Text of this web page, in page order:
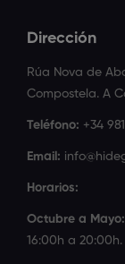
Dirección
Rúa Nova de
Compostela. A
Teléfono: +34
Email:
Horarios:
Octubre a Mayo:
16:00h a 20:00h.